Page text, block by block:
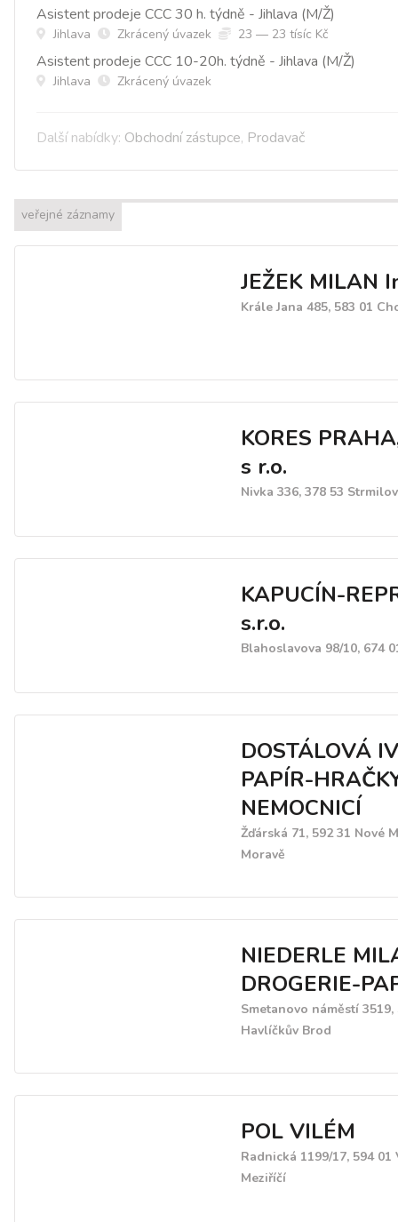
Asistent prodeje CCC 30 h. týdně - Jihlava (M/Ž)
Jihlava Zkrácený úvazek 23 — 23 tísíc Kč
Asistent prodeje CCC 10-20h. týdně - Jihlava (M/Ž)
Jihlava Zkrácený úvazek
Další nabídky: Obchodní zástupce, Prodavač
veřejné záznamy
JEŽEK MILAN
Krále Jana 485, 583 01
KORES
s r.o.
Nivka 336, 378 53 Strmilov
KAPUCÍN-
s.r.o.
Blahoslavova 98/10, 674
DOSTÁLOVÁ
PAPÍR-
NEMOCNICÍ
Žďárská 71, 592 31 Nové
Moravě
NIEDERLE
DROGERIE-
Smetanovo náměstí 3519,
Havlíčkův Brod
POL VILÉM
Radnická 1199/17, 594 01
Meziříčí